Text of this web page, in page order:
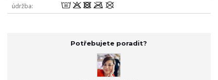
údržba wodmU
Potřebujete poradit?